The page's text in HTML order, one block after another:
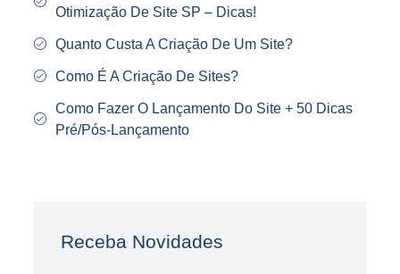
Otimização De Site SP – Dicas!
Quanto Custa A Criação De Um Site?
Como É A Criação De Sites?
Como Fazer O Lançamento Do Site + 50 Dicas
Pré/Pós-Lançamento
Receba Novidades